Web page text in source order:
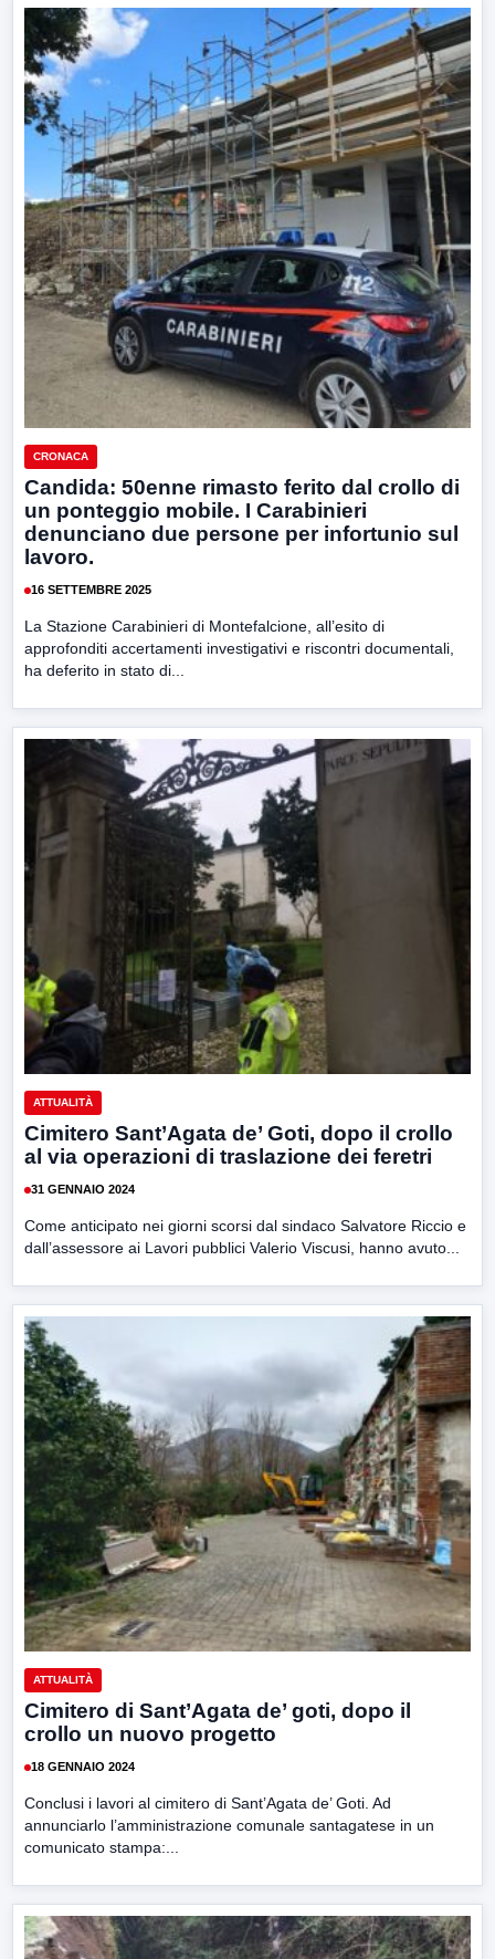
CRONACA
Candida: 50enne rimasto ferito dal crollo di
un ponteggio mobile. I Carabinieri
denunciano due persone per infortunio sul
lavoro.
16 SETTEMBRE 2025
La Stazione Carabinieri di Montefalcione, all’esito di
approfonditi accertamenti investigativi e riscontri documentali,
ha deferito in stato di...
ATTUALITÀ
Cimitero Sant’Agata de’ Goti, dopo il crollo
al via operazioni di traslazione dei feretri
31 GENNAIO 2024
Come anticipato nei giorni scorsi dal sindaco Salvatore Riccio e
dall’assessore ai Lavori pubblici Valerio Viscusi, hanno avuto...
ATTUALITÀ
Cimitero di Sant’Agata de’ goti, dopo il
crollo un nuovo progetto
18 GENNAIO 2024
Conclusi i lavori al cimitero di Sant’Agata de’ Goti. Ad
annunciarlo l’amministrazione comunale santagatese in un
comunicato stampa:...